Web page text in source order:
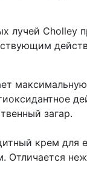
Cholley
загар.
крем для
Отличается